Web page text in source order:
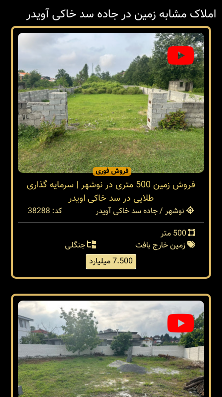
املاک مشابه زمین در جاده سد خاکی آویدر
فروش فوری
فروش زمین 500 متری در نوشهر | سرمایه گذاری
طلایی در سد خاکی اویدر
نوشهر / جاده سد خاکی آویدر
کد: 38288
زمین خارج بافت
جنگلی
7.500 میلیارد